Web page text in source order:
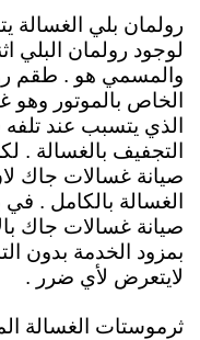
رولمان بلي الغسالة
لوجود رولمان البلي
والمسمي هو . طقم
الخاص بالموتور وهو
الذي يتسبب عند
التجفيف بالغسالة .
صيانة غسالات جاك
الغسالة بالكامل .
صيانة غسالات جاك
بمزود الخدمة بدون
لايتعرض لأي ضرر .
ثرموستات الغسالة